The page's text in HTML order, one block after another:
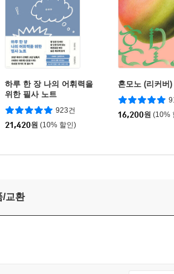
하루 한 장 나의 어휘력을
위한 필사 노트
923건
21,420원 (10% 할인)
혼모노 (리커버)
16,200원 (10%
/교환